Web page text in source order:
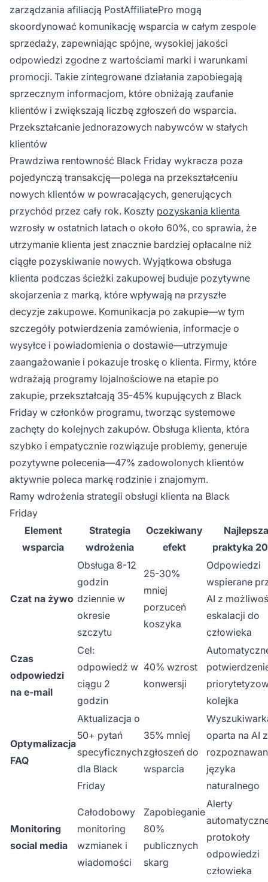
zarządzania afiliacją PostAffiliatePro mogą
skoordynować komunikację wsparcia w całym zespole
sprzedaży, zapewniając spójne, wysokiej jakości
odpowiedzi zgodne z wartościami marki i warunkami
promocji. Takie zintegrowane działania zapobiegają
sprzecznym informacjom, które obniżają zaufanie
klientów i zwiększają liczbę zgłoszeń do wsparcia.
Przekształcanie jednorazowych nabywców w stałych
klientów
Prawdziwa rentowność Black Friday wykracza poza
pojedynczą transakcję—polega na przekształceniu
nowych klientów w powracających, generujących
przychód przez cały rok. Koszty pozyskania klienta
wzrosły w ostatnich latach o około 60%, co sprawia, że
utrzymanie klienta jest znacznie bardziej opłacalne niż
ciągłe pozyskiwanie nowych. Wyjątkowa obsługa
klienta podczas ścieżki zakupowej buduje pozytywne
skojarzenia z marką, które wpływają na przyszłe
decyzje zakupowe. Komunikacja po zakupie—w tym
szczegóły potwierdzenia zamówienia, informacje o
wysyłce i powiadomienia o dostawie—utrzymuje
zaangażowanie i pokazuje troskę o klienta. Firmy, które
wdrażają programy lojalnościowe na etapie po
zakupie, przekształcają 35-45% kupujących z Black
Friday w członków programu, tworząc systemowe
zachęty do kolejnych zakupów. Obsługa klienta, która
szybko i empatycznie rozwiązuje problemy, generuje
pozytywne polecenia—47% zadowolonych klientów
aktywnie poleca markę rodzinie i znajomym.
Ramy wdrożenia strategii obsługi klienta na Black
Friday
Element
wsparcia
Strategia
wdrożenia
Oczekiwany
efekt
Najlepsza
praktyka
Czat na żywo
Obsługa 8-12
godzin
dziennie w
okresie
szczytu
25-30%
mniej
porzuceń
koszyka
Odpowiedzi
wspierane
AI z
eskalacji do
człowieka
Czas
odpowiedzi
na e-mail
Cel:
odpowiedź w
ciągu 2
godzin
40% wzrost
konwersji
kolejka
Optymalizacja
FAQ
Aktualizacja o
50+ pytań
specyficznych
dla Black
Friday
35% mniej
zgłoszeń do
wsparcia
oparta na AI z
języka
naturalnego
Monitoring
social media
Całodobowy
monitoring
wzmianek i
wiadomości
Zapobieganie
80%
publicznych
skarg
Alerty
protokoły
odpowiedzi
człowieka